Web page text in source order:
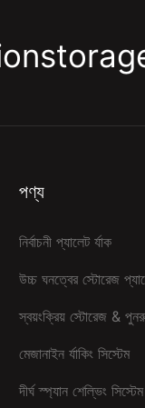
পণ্য
নির্বাচনী প্যালেট র্যাক
উচ্চ ঘনত্বের স্টোরেজ
স্বয়ংক্রিয় স্টোরেজ &
মেজানাইন র্যাকিং সিস্টেম
দীর্ঘ স্প্যান শেল্ভিং সিস্টেম